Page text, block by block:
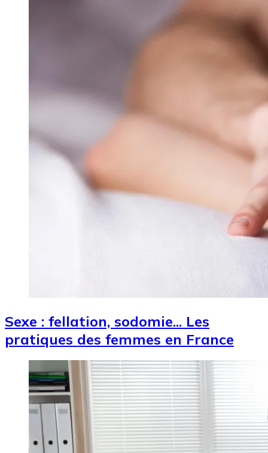
Sexe : fellation, sodomie... Les
pratiques des femmes en France